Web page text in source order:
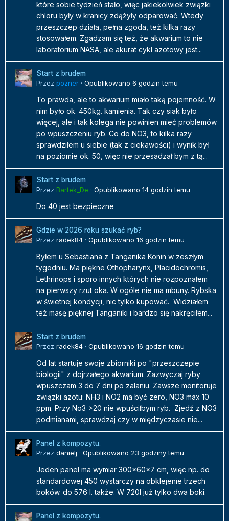
które sobie tydzień stało, więc jakiekolwiek związki
chloru były w kranicy zdążyły odparować. Wtedy
przeszczep działa, pełna zgoda, też kilka razy
stosowałem. Zgadzam się też, że akwarium to nie
laboratorium NASA, ale akurat cykl azotowy jest...
Start z brudem
Przez pozner · Opublikowano 6 godzin temu
To prawda, ale to akwarium miało taką pojemność. W
nim było ok. 450kg. kamienia. Tak czy siak było
więcej, ale i tak kolega nie powinien mieć problemów
po wpuszczeniu ryb. Co do NO3, to kilka razy
sprawdziłem u siebie (tak z ciekawości) i wynik był
na poziomie ok. 50, więc nie przesadzał bym z tą...
Start z brudem
Przez Bartek_De · Opublikowano 14 godzin temu
Do 40 jest bezpieczne
Gdzie w 2026 roku szukać ryb?
Przez radek84 · Opublikowano 16 godzin temu
Byłem u Sebastiana z Tanganika Konin w zeszłym
tygodniu. Ma piękne Othopharynx, Placidochromis,
Lethrinops i sporo innych których nie rozpoznałem
na pierwszy rzut oka. W ogóle nie ma mbuny. Rybska
w świetnej kondycji, nic tylko kupować. Widziałem
też masę pięknej Tanganiki i bardzo się nakręciłem...
Start z brudem
Przez radek84 · Opublikowano 16 godzin temu
Od lat startuje swoje zbiorniki po "przeszczepie
biologii" z dojrzałego akwarium. Zazwyczaj ryby
wpuszczam 3 do 7 dni po zalaniu. Zawsze monitoruje
związki azotu: NH3 i NO2 ma być zero, NO3 max 10
ppm. Przy No3 >20 nie wpuściłbym ryb. Zjedź z NO3
podmianami, sprawdzaj czy w międzyczasie nie...
Panel z kompozytu.
Przez danielj · Opublikowano 23 godziny temu
Jeden panel ma wymiar 300x60x7 cm, więc np. do
standardowej 450 wystarczy na obklejenie trzech
boków. do 576 l. także. W 720l już tylko dwa boki.
Panel z kompozytu.